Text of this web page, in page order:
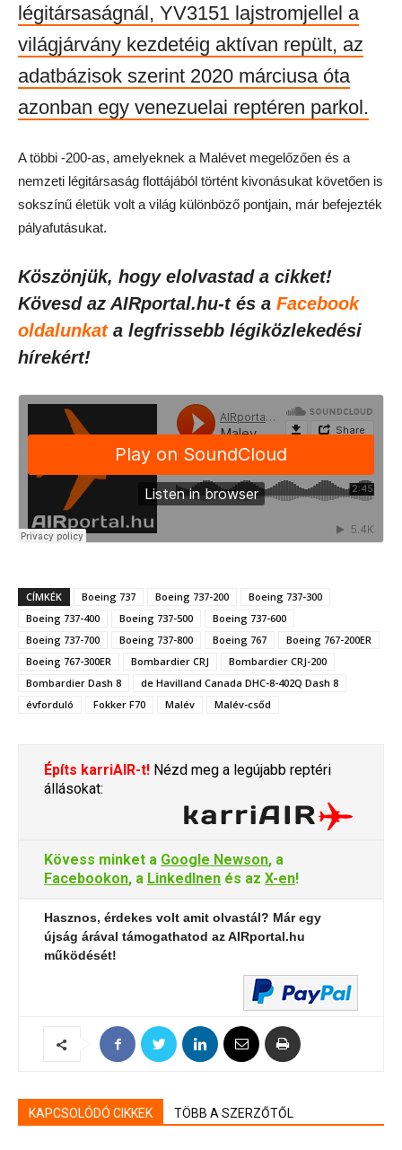
légitársaságnál, YV3151 lajstromjellel a
világjárvány kezdetéig aktívan repült, az
adatbázisok szerint 2020 márciusa óta
azonban egy venezuelai reptéren parkol.
A többi -200-as, amelyeknek a Malévet megelőzően és a
nemzeti légitársaság flottájából történt kivonásukat követően is
sokszínű életük volt a világ különböző pontjain, már befejezték
pályafutásukat.
Köszönjük, hogy elolvastad a cikket!
Kövesd az AIRportal.hu-t és a Facebook
oldalunkata legfrissebb légiközlekedési
hírekért!
CÍMKÉK Boeing 737 Boeing 737-200
Boeing 737-300
Boeing 737-400
Boeing 737-500
Boeing 737-600
Boeing 737-700
Boeing 737-800 Boeing 767
Boeing 767-200ER
Boeing 767-300ER
Bombardier CRJ
Bombardier CRJ-200
Bombardier Dash 8
de Havilland Canada DHC-8-402Q Dash 8
évforduló
Fokker F70 Malév Malév-csőd
Építs karriAIR-t! Nézd meg a legújabb reptéri
állásokat:
Kövess minket a Google Newson, a
Facebookon, a LinkedInen és az X-en!
Hasznos, érdekes volt amit olvastál? Már egy
újság árával támogathatod az AIRportal.hu
működését!
KAPCSOLÓDÓ CIKKEK TÖBB A SZERZŐTŐL